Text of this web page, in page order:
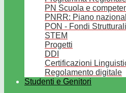
PN Scuola e
PNRR: Piano
PON - Fondi
STEM
Progetti
DDI
Certificazioni
Regolamento digitale
Studenti e Genitori